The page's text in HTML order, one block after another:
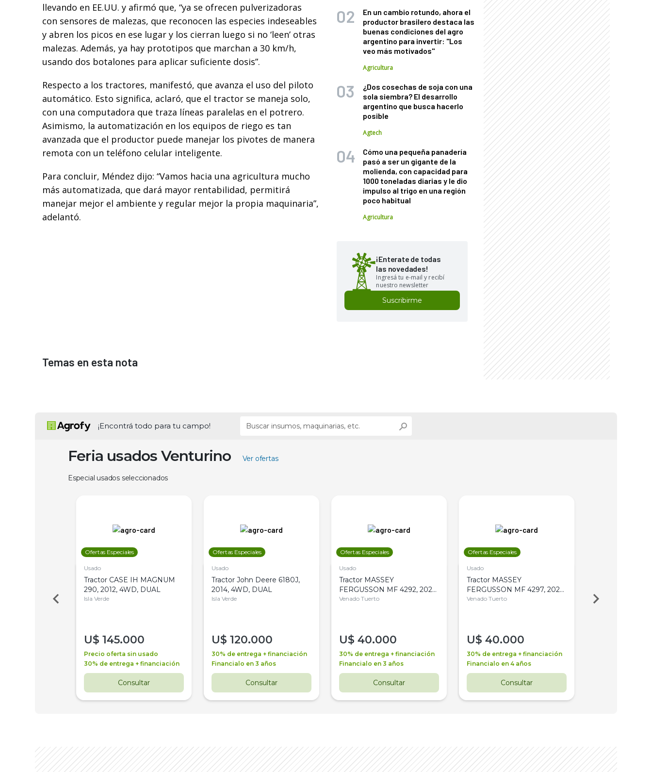
llevando en EE.UU. y afirmó que, “ya se ofrecen pulverizadoras
con sensores de malezas, que reconocen las especies indeseables
y abren los picos en ese lugar y los cierran luego si no ‘leen’ otras
malezas. Además, ya hay prototipos que marchan a 30 km/h,
usando dos botalones para aplicar suficiente dosis”.
Respecto a los tractores, manifestó, que avanza el uso del piloto
automático. Esto significa, aclaró, que el tractor se maneja solo,
con una computadora que traza líneas paralelas en el potrero.
Asimismo, la automatización en los equipos de riego es tan
avanzada que el productor puede manejar los pivotes de manera
remota con un teléfono celular inteligente.
Para concluir, Méndez dijo: “Vamos hacia una agricultura mucho
más automatizada, que dará mayor rentabilidad, permitirá
manejar mejor el ambiente y regular mejor la propia maquinaria”,
adelantó.
En un cambio rotundo, ahora el
productor brasilero destaca las
buenas condiciones del agro
argentino para invertir: "Los
veo más motivados"
Agricultura
¿Dos cosechas de soja con una
sola siembra? El desarrollo
argentino que busca hacerlo
posible
Agtech
Cómo una pequeña panadería
pasó a ser un gigante de la
molienda, con capacidad para
1000 toneladas diarias y le dio
impulso al trigo en una región
poco habitual
Agricultura
¡Enterate de todas
las novedades!
Ingresá tu e-mail y recibí
nuestro newsletter
Suscribirme
Temas en esta nota
¡Encontrá todo para tu campo!
Feria usados Venturino Ver ofertas
Especial usados seleccionados
Ofertas Especiales
Usado
Tractor CASE IH MAGNUM
290, 2012, 4WD, DUAL
Isla Verde
U$ 145.000
Precio oferta sin usado
30% de entrega + financiación
Consultar
Ofertas Especiales
Usado
Tractor John Deere 6180J,
2014, 4WD, DUAL
Isla Verde
U$ 120.000
30% de entrega + financiación
Financialo en 3 años
Consultar
Ofertas Especiales
Usado
Tractor MASSEY
FERGUSSON MF 4292, 2020,
4WD, PATON
Venado Tuerto
U$ 40.000
30% de entrega + financiación
Financialo en 3 años
Consultar
Ofertas Especiales
Usado
Tractor MASSEY
FERGUSSON MF 4297, 2020,
4WD, PATON
Venado Tuerto
U$ 40.000
30% de entrega + financiación
Financialo en 4 años
Consultar
Venado Tuerto